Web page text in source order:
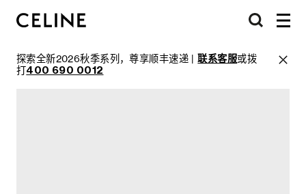
探索全新2026秋季系列，尊享顺丰速递 |联系客服或拨
打400 690 0012